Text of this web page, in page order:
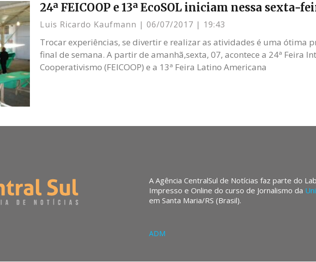
24ª FEICOOP e 13ª EcoSOL iniciam nessa sexta-
Luis Ricardo Kaufmann 06/07/2017 19:43
Trocar experiências, se divertir e realizar as atividades é uma ótima
final de semana. A partir de amanhã,sexta, 07, acontece a 24ª Feira
Cooperativismo (FEICOOP) e a 13ª Feira Latino Americana
A Agência CentralSul de Notícias faz parte do
Impresso e Online do curso de Jornalismo da
em Santa Maria/RS (Brasil).
ADM